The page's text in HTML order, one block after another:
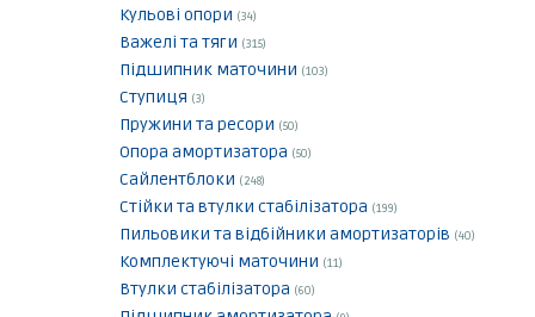
Кульові опори (34)
Важелі та тяги (315)
Підшипник маточини (103)
Ступиця (3)
Пружини та ресори (50)
Опора амортизатора (50)
Сайлентблоки (248)
Стійки та втулки стабілізатора (199)
Пильовики та відбійники амортизаторів (40)
Комплектуючі маточини (11)
Втулки стабілізатора (60)